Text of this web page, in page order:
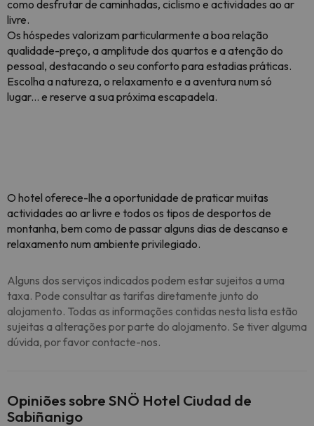
como desfrutar de caminhadas, ciclismo e actividades ao ar
livre.
Os hóspedes valorizam particularmente a boa relação
qualidade-preço, a amplitude dos quartos e a atenção do
pessoal, destacando o seu conforto para estadias práticas.
Escolha a natureza, o relaxamento e a aventura num só
lugar... e reserve a sua próxima escapadela.
O hotel oferece-lhe a oportunidade de praticar muitas
actividades ao ar livre e todos os tipos de desportos de
montanha, bem como de passar alguns dias de descanso e
relaxamento num ambiente privilegiado.
Alguns dos serviços indicados podem estar sujeitos a uma
taxa. Pode consultar as tarifas diretamente junto do
alojamento. Todas as informações contidas nesta lista estão
sujeitas a alterações por parte do alojamento. Se tiver alguma
dúvida, por favor contacte-nos.
Opiniões sobre SNÖ Hotel Ciudad de
Sabiñanigo